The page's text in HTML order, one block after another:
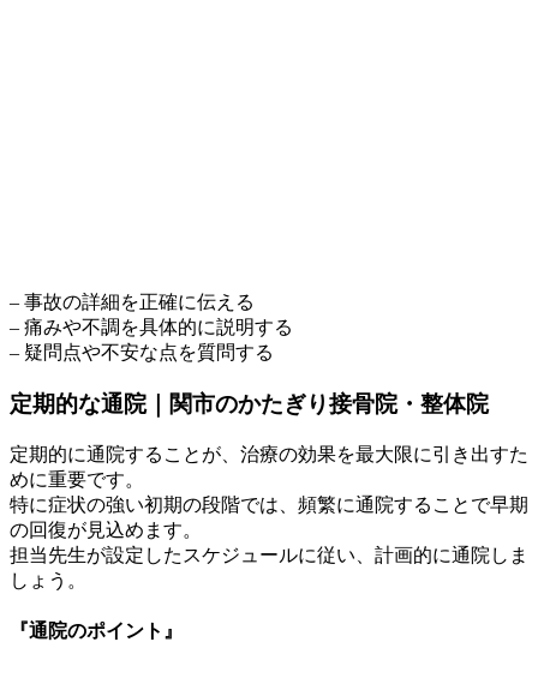
– 事故の詳細を正確に伝える
– 痛みや不調を具体的に説明する
– 疑問点や不安な点を質問する
定期的な通院｜関市のかたぎり接骨院・整体院
定期的に通院することが、治療の効果を最大限に引き出すた
めに重要です。
特に症状の強い初期の段階では、頻繁に通院することで早期
の回復が見込めます。
担当先生が設定したスケジュールに従い、計画的に通院しま
しょう。
『通院のポイント』